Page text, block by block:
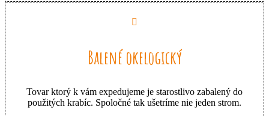
Balené okelogický
Tovar ktorý k vám expedujeme je starostlivo zabalený do
použitých krabíc. Spoločné tak ušetríme nie jeden strom.